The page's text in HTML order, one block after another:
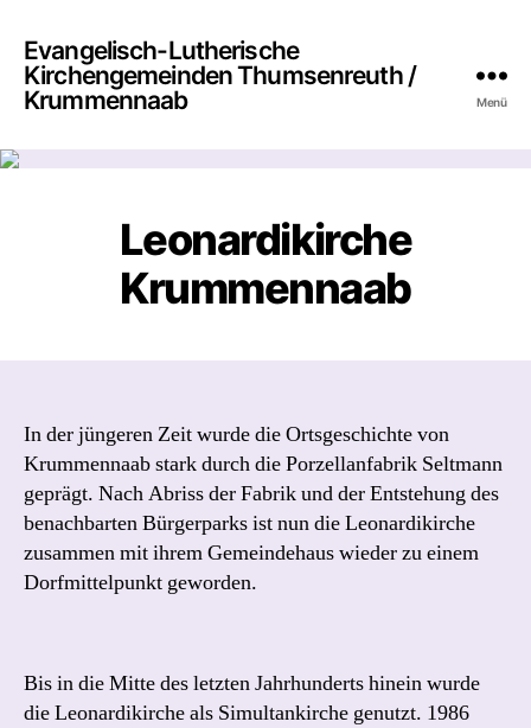
Evangelisch-Lutherische
Kirchengemeinden Thumsenreuth /
Krummennaab
Menü
Leonardikirche
Krummennaab
In der jüngeren Zeit wurde die Ortsgeschichte von
Krummennaab stark durch die Porzellanfabrik Seltmann
geprägt. Nach Abriss der Fabrik und der Entstehung des
benachbarten Bürgerparks ist nun die Leonardikirche
zusammen mit ihrem Gemeindehaus wieder zu einem
Dorfmittelpunkt geworden.
Bis in die Mitte des letzten Jahrhunderts hinein wurde
die Leonardikirche als Simultankirche genutzt. 1986